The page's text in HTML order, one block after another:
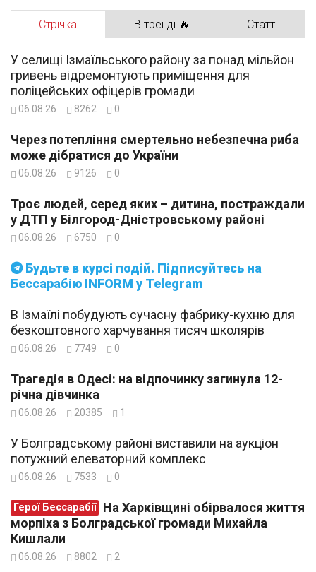
Стрічка В тренді 🔥 Статті
Будьте в курсі подій. Підписуйтесь на
Бессарабію INFORM у Telegram
У селищі Ізмаїльського району за понад мільйон
гривень відремонтують приміщення для
поліцейських офіцерів громади
06.08.26 8262 0
Через потепління смертельно небезпечна риба
може дібратися до України
06.08.26 9126 0
Троє людей, серед яких – дитина, постраждали
у ДТП у Білгород-Дністровському районі
06.08.26 6750 0
В Ізмаїлі побудують сучасну фабрику-кухню для
безкоштовного харчування тисяч школярів
06.08.26 7749 0
Трагедія в Одесі: на відпочинку загинула 12-
річна дівчинка
06.08.26 20385 1
У Болградському районі виставили на аукціон
потужний елеваторний комплекс
06.08.26 7533 0
Герої Бессарабії
морпіха з Болградської громади Михайла
Кишлали
06.08.26 8802 2